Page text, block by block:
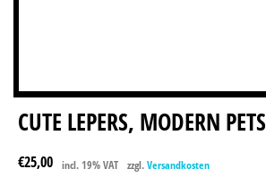
CUTE LEPERS, MODERN PETS
€25,00 incl. 19% VAT zzgl. Versandkosten